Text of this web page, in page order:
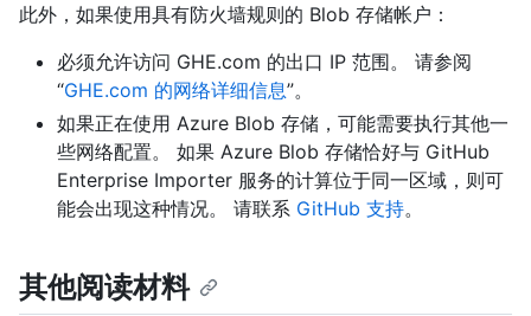
此外，如果使用具有防火墙规则的 Blob 存储帐户：
必须允许访问 GHE.com 的出口 IP 范围。 请参阅
“GHE.com 的网络详细信息”。
如果正在使用 Azure Blob 存储，可能需要执行其他一
些网络配置。 如果 Azure Blob 存储恰好与 GitHub
Enterprise Importer 服务的计算位于同一区域，则可
能会出现这种情况。 请联系 GitHub 支持。
其他阅读材料